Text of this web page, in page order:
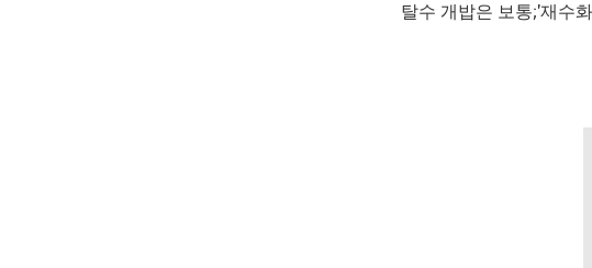
탈수 개밥은 보통;'재수